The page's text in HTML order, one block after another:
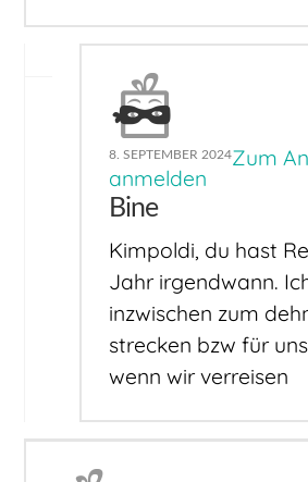
8. SEPTEMBER 2024Zum
anmelden
Bine
Kimpoldi, du hast
Jahr irgendwann.
inzwischen zum
strecken bzw für
wenn wir verreisen